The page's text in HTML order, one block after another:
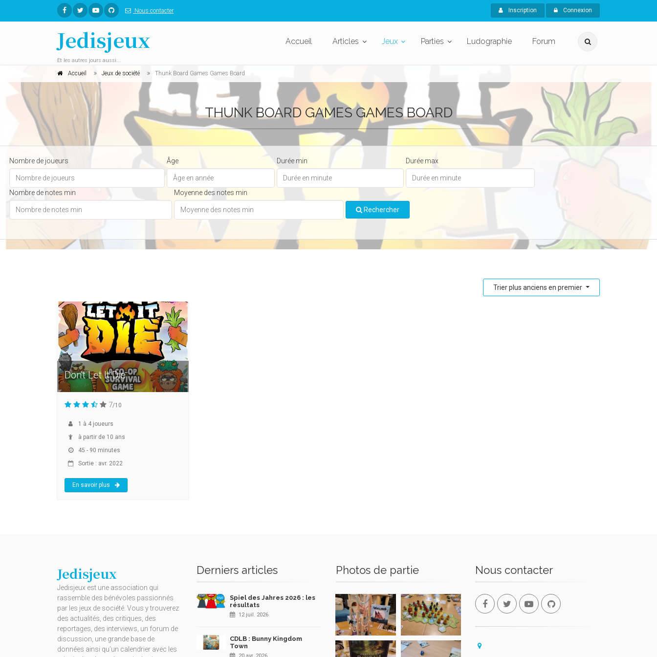
Nous contacter Inscription Connexion
Jedisjeux
Et les autres jours aussi...
Accueil Articles Jeux Parties Ludographie Forum
Accueil Jeux de société Thunk Board Games Games Board
THUNK BOARD GAMES GAMES BOARD
Nombre de joueurs Âge Durée min Durée max
Nombre de notes min Moyenne des notes min
Rechercher
Trier plus anciens en premier
Don't Let It Die
7/10
1 à 4 joueurs
à partir de 10 ans
45 - 90 minutes
Sortie : avr. 2022
En savoir plus
Jedisjeux
Jedisjeux est une association qui
rassemble des bénévoles passionnés
par les jeux de société. Vous y trouverez
des actualités, des critiques, des
reportages, des interviews, un forum de
discussion, une grande base de
données ainsi qu’un calendrier avec les
Derniers articles
Spiel des Jahres 2026 : les
résultats
12 juil. 2026
CDLB : Bunny Kingdom
Town
20 avr. 2026
Photos de partie Nous contacter